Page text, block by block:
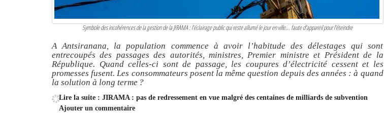
Symbole des incohérences de la gestion de la JIRAMA : l’éclairage public qui reste allumé le jour en ville... faute d’appareil pour l’éteindre
A Antsiranana, la population commence à avoir l’habitude des délestages qui sont
entrecoupés des passages des autorités, ministres, Premier ministre et Président de la
République. Quand celles-ci sont de passage, les coupures d’électricité cessent et les
promesses fusent. Les consommateurs posent la même question depuis des années : à quand
la solution à long terme ?
Lire la suite : JIRAMA : pas de redressement en vue malgré des centaines de milliards de subvention
Ajouter un commentaire